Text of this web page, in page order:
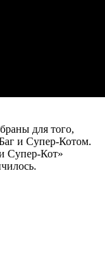
для того,
и Супер-Котом.
Супер-Кот»